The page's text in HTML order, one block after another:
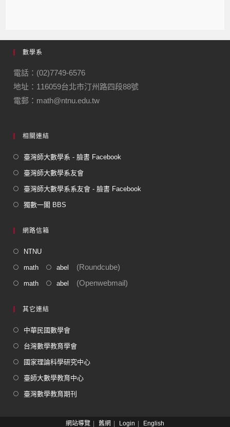
數學系
電話：(02)7749-6576
地址：116059台北市汀州路四段88號
電郵：math@ntnu.edu.tw
相關連結
臺灣師大數學系 - 臉書 Facebook
臺灣師大數學系友會
臺灣師大數學系系友會 - 臉書 Facebook
獨數一閣 BBS
網路信箱
NTNU
math abel (Roundcube)
math abel (Openwebmail)
其它連結
中華民國數學會
台灣數學教育學會
國家理論科學研究中心
臺師大數學教育中心
臺灣數學教育期刊
網站導覽 舊網 Login English